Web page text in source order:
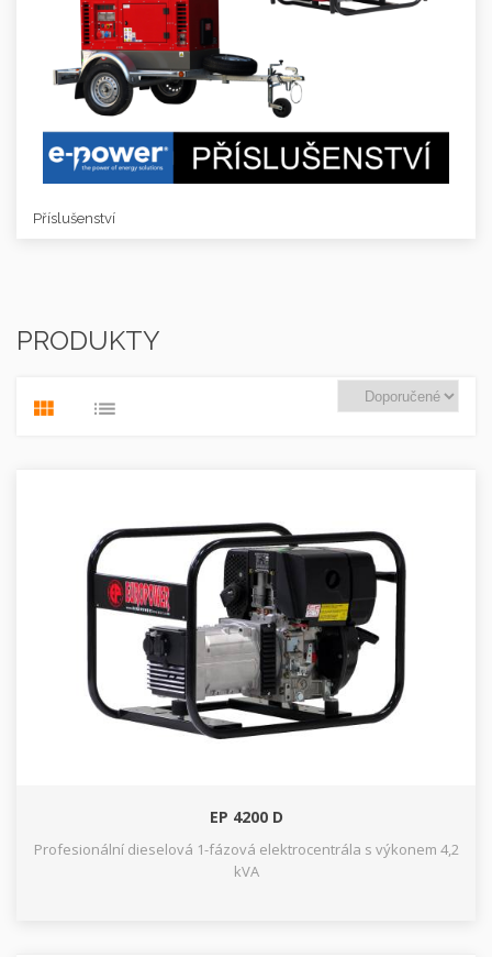
Příslušenství
PRODUKTY
EP 4200 D
Profesionální dieselová 1-fázová elektrocentrála s výkonem 4,2
kVA